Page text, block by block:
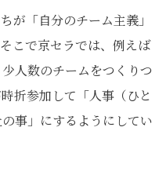
が「自分のチーム主義」
こで京セラでは、例えば
人数のチームをつくりつ
折参加して「人事（ひと
事」にするようにしてい